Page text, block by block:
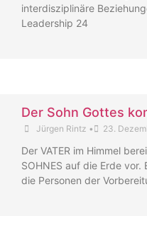
interdisziplinäre
Leadership 24
Der Sohn Gottes
Jürgen Rintz • 23.
Der VATER im Himmel
SOHNES auf die Erde
die Personen der